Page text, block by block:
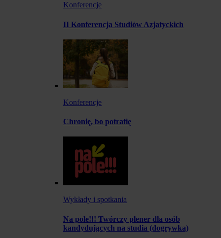
Konferencje
II Konferencja Studiów Azjatyckich
Konferencje
Chronię, bo potrafię
Wykłady i spotkania
Na pole!!! Twórczy plener dla osób
kandydujących na studia (dogrywka)